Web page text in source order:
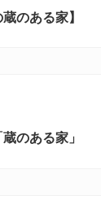
のある家】
のある家」